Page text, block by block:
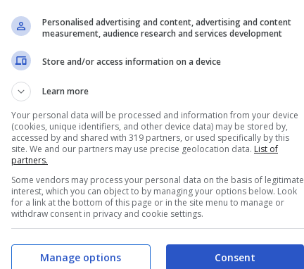
stasera in trasmissione, abbiamo
Dopo 15 anni non è facile
che ci avete seguito in questi anni
in giro 😃
November 30, 2020
Personalised advertising and content, advertising and content
measurement, audience research and services development
Store and/or access information on a device
Learn more
Your personal data will be processed and information from your device
(cookies, unique identifiers, and other device data) may be stored by,
accessed by and shared with 319 partners, or used specifically by this
site. We and our partners may use precise geolocation data. List of
partners.
Some vendors may process your personal data on the basis of legitimate
interest, which you can object to by managing your options below. Look
for a link at the bottom of this page or in the site menu to manage or
withdraw consent in privacy and cookie settings.
Consent
Manage options